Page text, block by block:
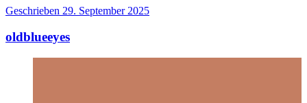
Geschrieben 29. September 2025
oldblueeyes